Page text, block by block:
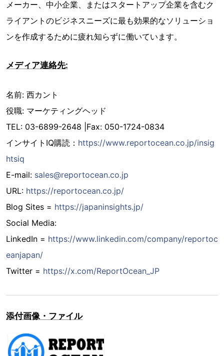
メーカー、中小企業、またはスタートアップ企業を含むク
ライアントのビジネスニーズに最も効果的なソリューショ
ンを作成するために疲れ知らずに働いています。
メディア連絡先:
名前: 西カント
役職: マーケティングヘッド
TEL: 03-6899-2648 |Fax: 050-1724-0834
インサイトIQ購読： https://www.reportocean.co.jp/insig
htsiq
E-mail: sales@reportocean.co.jp
URL: https://reportocean.co.jp/
Blog Sites = https://japaninsights.jp/
Social Media:
LinkedIn = https://www.linkedin.com/company/reportoc
eanjapan/
Twitter = https://x.com/ReportOcean_JP
添付画像・ファイル